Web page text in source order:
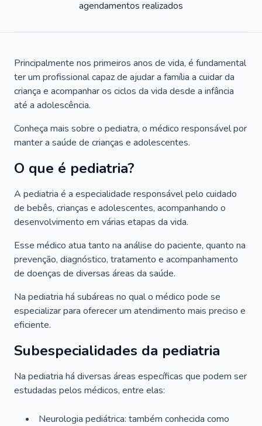
agendamentos realizados
Principalmente nos primeiros anos de vida, é fundamental
ter um profissional capaz de ajudar a família a cuidar da
criança e acompanhar os ciclos da vida desde a infância
até a adolescência.
Conheça mais sobre o pediatra, o médico responsável por
manter a saúde de crianças e adolescentes.
O que é pediatria?
A pediatria é a especialidade responsável pelo cuidado
de bebês, crianças e adolescentes, acompanhando o
desenvolvimento em várias etapas da vida.
Esse médico atua tanto na análise do paciente, quanto na
prevenção, diagnóstico, tratamento e acompanhamento
de doenças de diversas áreas da saúde.
Na pediatria há subáreas no qual o médico pode se
especializar para oferecer um atendimento mais preciso e
eficiente.
Subespecialidades da pediatria
Na pediatria há diversas áreas específicas que podem ser
estudadas pelos médicos, entre elas:
Neurologia pediátrica: também conhecida como